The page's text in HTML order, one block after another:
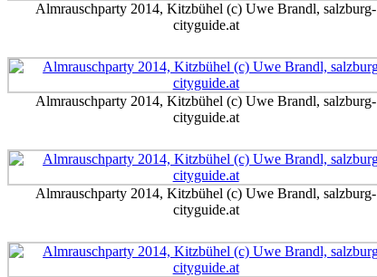
Almrauschparty 2014, Kitzbühel (c) Uwe Brandl, salzburg-
cityguide.at
Almrauschparty 2014, Kitzbühel (c) Uwe Brandl, salzburg-
cityguide.at
Almrauschparty 2014, Kitzbühel (c) Uwe Brandl, salzburg-
cityguide.at